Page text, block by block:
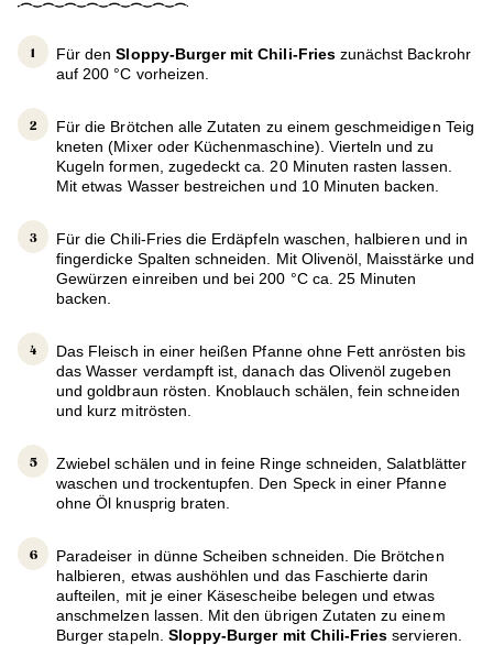
Für denSloppy-Burger mit Chili-Frieszunächst Backrohr
auf 200 °C vorheizen.
Für die Brötchen alle Zutaten zu einem geschmeidigen Teig
kneten (Mixer oder Küchenmaschine). Vierteln und zu
Kugeln formen, zugedeckt ca. 20 Minuten rasten lassen.
Mit etwas Wasser bestreichen und 10 Minuten backen.
Für die Chili-Fries die Erdäpfeln waschen, halbieren und in
fingerdicke Spalten schneiden. Mit Olivenöl, Maisstärke und
Gewürzen einreiben und bei 200 °C ca. 25 Minuten
backen.
Das Fleisch in einer heißen Pfanne ohne Fett anrösten bis
das Wasser verdampft ist, danach das Olivenöl zugeben
und goldbraun rösten. Knoblauch schälen, fein schneiden
und kurz mitrösten.
Zwiebel schälen und in feine Ringe schneiden, Salatblätter
waschen und trockentupfen. Den Speck in einer Pfanne
ohne Öl knusprig braten.
Paradeiser in dünne Scheiben schneiden. Die Brötchen
halbieren, etwas aushöhlen und das Faschierte darin
aufteilen, mit je einer Käsescheibe belegen und etwas
anschmelzen lassen. Mit den übrigen Zutaten zu einem
Burger stapeln. Sloppy-Burger mit Chili-Fries servieren.